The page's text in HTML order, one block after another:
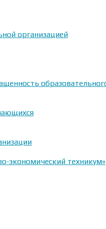
организацией
экономический техникум»